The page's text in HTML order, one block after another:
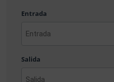
Entrada
AAAA
MM
Salida